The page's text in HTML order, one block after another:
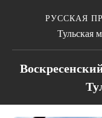
РУССКАЯ
Тульская